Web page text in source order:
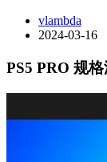
vlambda
2024-03-16
PS5 PRO 规